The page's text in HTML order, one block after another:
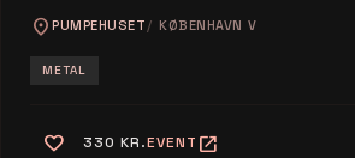
location_on PUMPEHUSET KØBENHAVN V
METAL
favorite 330 KR.EVENT open_in_new